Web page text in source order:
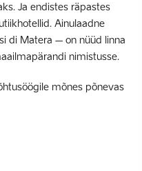
Ja endistes räpastes
Ainulaadne
di Matera – on nüüd linna
nimistusse.
mõnes põnevas